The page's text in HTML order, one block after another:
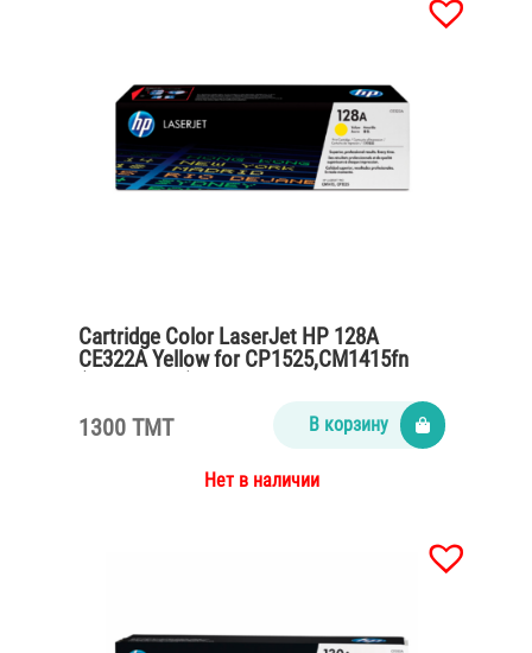
Cartridge Color LaserJet HP 128A
CE322A Yellow for CP1525,CM1415fn
1300 TMT В корзину
Нет в наличии